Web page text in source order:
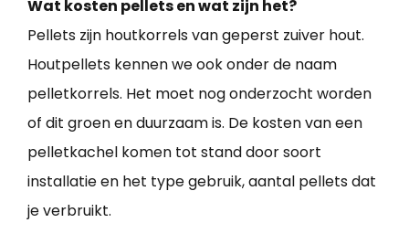
Wat kosten pellets en wat zijn het?
Pellets zijn houtkorrels van geperst zuiver hout.
Houtpellets kennen we ook onder de naam
pelletkorrels. Het moet nog onderzocht worden
of dit groen en duurzaam is. De kosten van een
pelletkachel komen tot stand door soort
installatie en het type gebruik, aantal pellets dat
je verbruikt.